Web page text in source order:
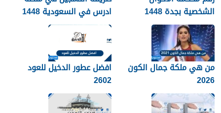
الشخصية بجدة 1448
ادرس في السعودية 1448
من هي ملكة جمال الكون
2026
افضل عطور الدخيل للعود
2602